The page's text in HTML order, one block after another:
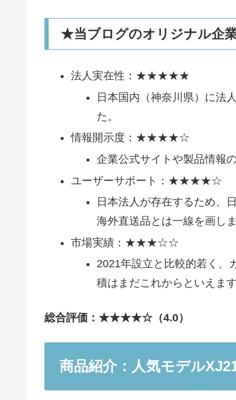
★当ブログのオリジナル企
法人実在性：★★★★★
日本国内（神奈川県）に法
た。
情報開示度：★★★★☆
企業公式サイトや製品情報
ユーザーサポート：★★★★☆
日本法人が存在するため、
海外直送品とは一線を画しま
市場実績：★★★☆☆
2021年設立と比較的若く、
積はまだこれからといえます
総合評価：★★★★☆（4.0）
商品紹介：人気モデル